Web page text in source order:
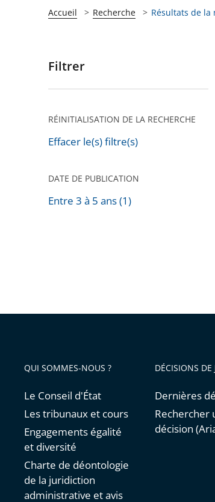
Accueil Recherche Résultats de la
Passer
pour
après
Filtrer
RÉINITIALISATION DE LA RECHERCHE
Effacer le(s) filtre(s)
DATE DE PUBLICATION
Entre 3 à 5 ans (1)
QUI SOMMES-NOUS ?
Le Conseil d'État
Les tribunaux et cours
Engagements égalité
et diversité
Charte de déontologie
de la juridiction
administrative et avis
DÉCISIONS DE
Dernières
Rechercher
décision